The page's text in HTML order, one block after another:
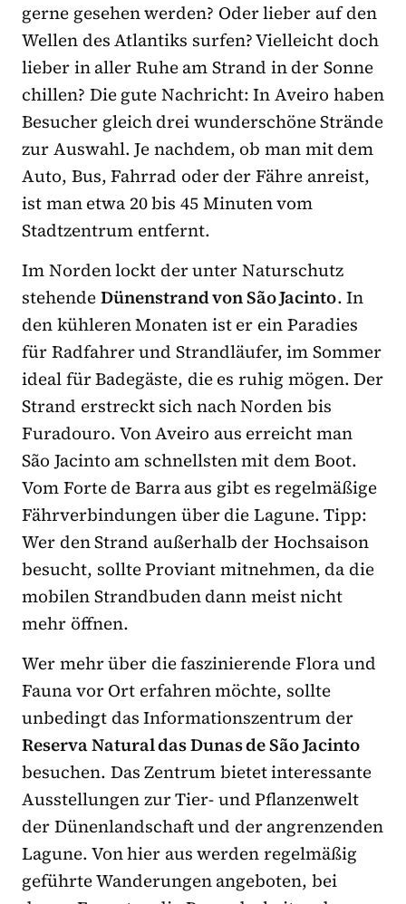
gerne gesehen werden? Oder lieber auf den
Wellen des Atlantiks surfen? Vielleicht doch
lieber in aller Ruhe am Strand in der Sonne
chillen? Die gute Nachricht: In Aveiro haben
Besucher gleich drei wunderschöne Strände
zur Auswahl. Je nachdem, ob man mit dem
Auto, Bus, Fahrrad oder der Fähre anreist,
ist man etwa 20 bis 45 Minuten vom
Stadtzentrum entfernt.
Im Norden lockt der unter Naturschutz
stehendeDünenstrand von São Jacinto. In
den kühleren Monaten ist er ein Paradies
für Radfahrer und Strandläufer, im Sommer
ideal für Badegäste, die es ruhig mögen. Der
Strand erstreckt sich nach Norden bis
Furadouro. Von Aveiro aus erreicht man
São Jacinto am schnellsten mit dem Boot.
Vom Forte de Barra aus gibt es regelmäßige
Fährverbindungen über die Lagune. Tipp:
Wer den Strand außerhalb der Hochsaison
besucht, sollte Proviant mitnehmen, da die
mobilen Strandbuden dann meist nicht
mehr öffnen.
Wer mehr über die faszinierende Flora und
Fauna vor Ort erfahren möchte, sollte
unbedingt das Informationszentrum der
Reserva Natural das Dunas de São Jacinto
besuchen. Das Zentrum bietet interessante
Ausstellungen zur Tier- und Pflanzenwelt
der Dünenlandschaft und der angrenzenden
Lagune. Von hier aus werden regelmäßig
geführte Wanderungen angeboten, bei